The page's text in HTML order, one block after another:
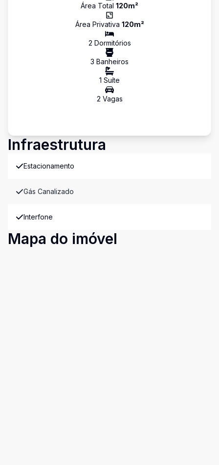
Área Total 120m²
Área Privativa 120m²
2 Dormitórios
3 Banheiros
1 Suíte
2 Vagas
Infraestrutura
Estacionamento
Gás Canalizado
Interfone
Mapa do imóvel